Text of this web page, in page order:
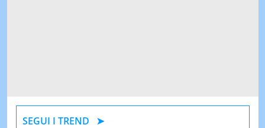
SEGUI I TREND